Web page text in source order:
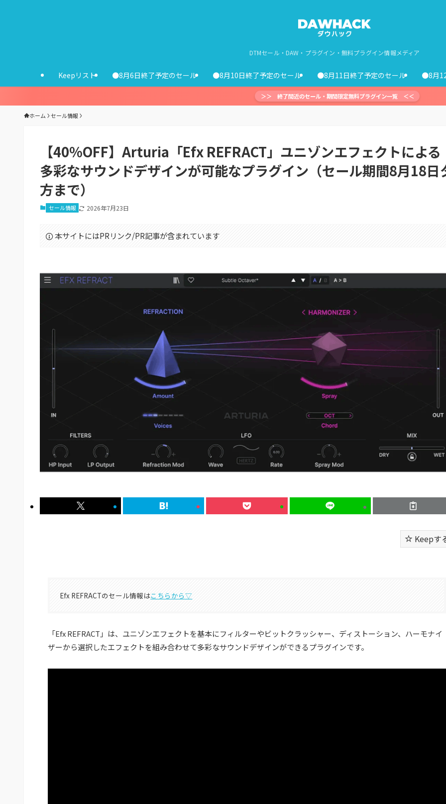
DTMセール・DAW・プラグイン・無料プラグイン情報メディア
Keepリスト ●8月6日終了予定のセール ●8月10日終了予定のセール ●8月11日終了予定のセール ●8月
＞＞ 終了間近のセール・期間限定無料プラグイン一覧 ＜＜
ホーム セール情報
【40%OFF】Arturia「Efx REFRACT」ユニゾンエフェクトによる
多彩なサウンドデザインが可能なプラグイン（セール期間8月18日
方まで）
セール情報 2026年7月23日
本サイトにはPRリンク/PR記事が含まれています
Keepす
Efx REFRACTのセール情報はこちらから▽
「Efx REFRACT」は、ユニゾンエフェクトを基本にフィルターやビットクラッシャー、ディストーション、ハーモナイ
ザーから選択したエフェクトを組み合わせて多彩なサウンドデザインができるプラグインです。